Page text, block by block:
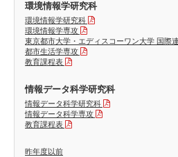
環境情報学研究科
環境情報学研究科
環境情報学専攻
東京都市大学・エディスコーワン大学 国際
都市生活学専攻
教育課程表
情報データ科学研究科
情報データ科学研究科
情報データ科学専攻
教育課程表
昨年度以前